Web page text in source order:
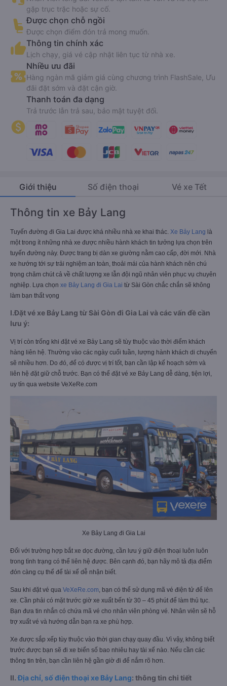
gặp trục trặc hoặc sự cố.
Được chọn chỗ ngồi
Được chọn điểm đón trả mong muốn.
Thông tin chính xác
Lịch chạy, giá vé cập nhật liên tục từ nhà xe.
Nhiều ưu đãi
Hàng ngàn mã giảm giá cùng chương trình FlashSale, Ưu
đãi đặt sớm và đặt cận giờ.
Thanh toán đa dạng
Trả trước lẫn trả sau, bảo mật tuyệt đối.
Giới thiệu Số điện thoại Vé xe Tết
Thông tin xe Bảy Lang
Tuyến đường đi Gia Lai được khá nhiều nhà xe khai thác. Xe Bảy Lang là
một trong ít những nhà xe được nhiều hành khách tin tưởng lựa chọn trên
tuyến đường này. Được trang bị dàn xe giường nằm cao cấp, đời mới. Nhà
xe hướng tới sự trải nghiệm an toàn, thoải mái của hành khách nên chú
trọng chăm chút cả về chất lượng xe lẫn đội ngũ nhân viên phục vụ chuyên
nghiệp. Lựa chọn xe Bảy Lang đi Gia Lai từ Sài Gòn chắc chắn sẽ không
làm bạn thất vọng
I.Đặt vé xe Bảy Lang từ Sài Gòn đi Gia Lai và các vấn đề cần
lưu ý:
Vị trí còn trống khi đặt vé xe Bảy Lang sẽ tùy thuộc vào thời điểm khách
hàng liên hệ. Thường vào các ngày cuối tuần, lượng hành khách di chuyển
sẽ nhiều hơn. Do đó, để có được vị trí tốt, bạn cần lập kế hoạch sớm và
liên hệ đặt giữ chỗ trước. Bạn có thể đặt vé xe Bảy Lang dễ dàng, tiện lợi,
uy tín qua website VeXeRe.com
Xe Bảy Lang đi Gia Lai
Đối với trường hợp bắt xe dọc đường, cần lưu ý giữ điện thoại luôn luôn
trong tình trạng có thể liên hệ được. Bên cạnh đó, bạn hãy mô tả địa điểm
đón càng cụ thể để tài xế dễ nhận biết.
Sau khi đặt vé qua VeXeRe.com , bạn có thể sử dụng mã vé điện tử để lên
xe. Cần phải có mặt trước giờ xe xuất bến từ 30 – 45 phút để làm thủ tục.
Bạn đưa tin nhắn có chứa mã vé cho nhân viên phòng vé. Nhân viên sẽ hỗ
trợ xuất vé và hướng dẫn bạn ra xe phù hợp.
Xe được sắp xếp tùy thuộc vào thời gian chạy quay đầu. Vì vậy, không biết
trước được bạn sẽ đi xe biển số bao nhiêu hay tài xế nào. Nếu cần các
thông tin trên, bạn cần liên hệ gần giờ đi để nắm rõ hơn.
II.Địa chỉ, số điện thoại xe Bảy Lang: thông tin chi tiết